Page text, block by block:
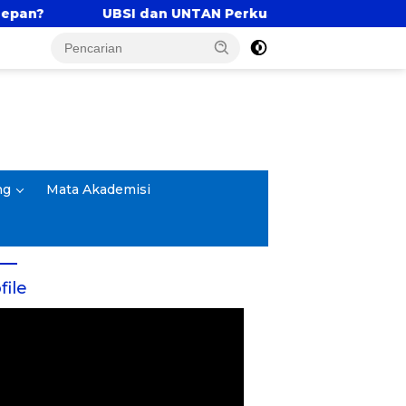
dan UNTAN Perkuat Tri Dharma Lewat Kolaborasi
Mata Akademisi